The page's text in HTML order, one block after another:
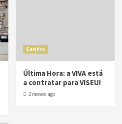
Centro
Última Hora: a VIVA está
a contratar para VISEU!
2 meses ago